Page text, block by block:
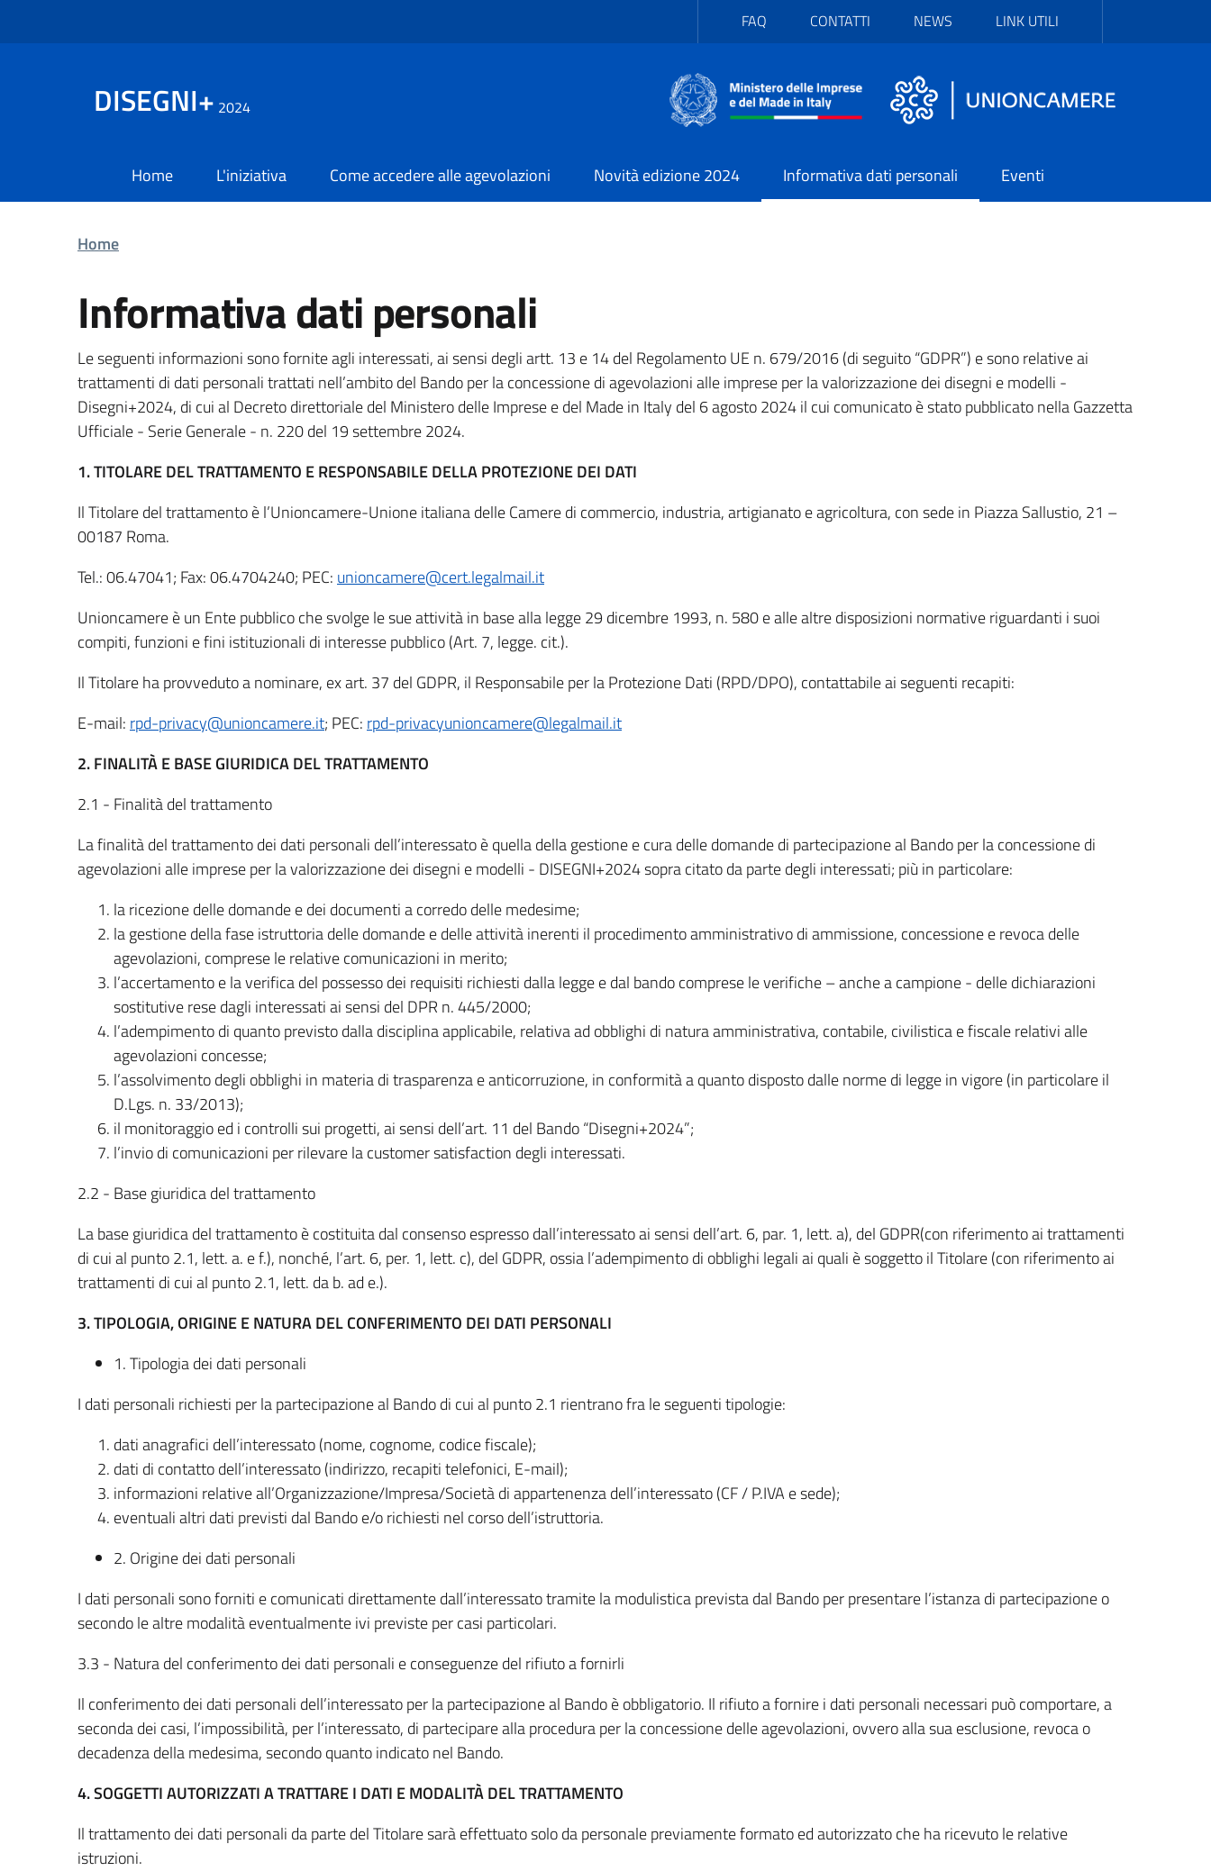
Menu
Header
Piccolo
FAQ CONTATTI NEWS LINK UTILI
DISEGNI+ 2024
Navigazione
principale
Home L'iniziativa Come accedere alle agevolazioni Novità edizione 2024 Informativa dati personali Eventi
Home
Informativa dati personali
Le seguenti informazioni sono fornite agli interessati, ai sensi degli artt. 13 e 14 del Regolamento UE n. 679/2016 (di seguito “GDPR”) e sono relative ai
trattamenti di dati personali trattati nell’ambito del Bando per la concessione di agevolazioni alle imprese per la valorizzazione dei disegni e modelli -
Disegni+2024, di cui al Decreto direttoriale del Ministero delle Imprese e del Made in Italy del 6 agosto 2024 il cui comunicato è stato pubblicato nella Gazzetta
Ufficiale - Serie Generale - n. 220 del 19 settembre 2024.
1. TITOLARE DEL TRATTAMENTO E RESPONSABILE DELLA PROTEZIONE DEI DATI
Il Titolare del trattamento è l’Unioncamere-Unione italiana delle Camere di commercio, industria, artigianato e agricoltura, con sede in Piazza Sallustio, 21 –
00187 Roma.
Tel.: 06.47041; Fax: 06.4704240; PEC: unioncamere@cert.legalmail.it
Unioncamere è un Ente pubblico che svolge le sue attività in base alla legge 29 dicembre 1993, n. 580 e alle altre disposizioni normative riguardanti i suoi
compiti, funzioni e fini istituzionali di interesse pubblico (Art. 7, legge. cit.).
Il Titolareha provveduto a nominare, ex art. 37 del GDPR, il Responsabile per la Protezione Dati (RPD/DPO), contattabile ai seguenti recapiti:
E-mail: rpd-privacy@unioncamere.it; PEC: rpd-privacyunioncamere@legalmail.it
2. FINALITÀ E BASE GIURIDICA DEL TRATTAMENTO
2.1 - Finalità del trattamento
La finalità del trattamento dei dati personali dell’interessato è quella della gestione e cura delle domande di partecipazione al Bando per la concessione di
agevolazioni alle imprese per la valorizzazione dei disegni e modelli - DISEGNI+2024 sopra citato da parte degli interessati; più in particolare:
la ricezione delle domande e dei documenti a corredo delle medesime;
la gestione della fase istruttoria delle domande e delle attività inerenti il procedimento amministrativo di ammissione, concessione e revoca delle
agevolazioni, comprese le relative comunicazioni in merito;
l’accertamento e la verifica del possesso dei requisiti richiesti dalla legge e dal bando comprese le verifiche – anche a campione - delle dichiarazioni
sostitutive rese dagli interessati ai sensi del DPR n. 445/2000;
l’adempimento di quanto previsto dalla disciplina applicabile, relativa ad obblighi di natura amministrativa, contabile, civilistica e fiscale relativi alle
agevolazioni concesse;
l’assolvimento degli obblighi in materia di trasparenza e anticorruzione, in conformità a quanto disposto dalle norme di legge in vigore (in particolare il
D.Lgs. n. 33/2013);
il monitoraggio ed i controlli sui progetti, ai sensi dell’art. 11 del Bando “Disegni+2024”;
l’invio di comunicazioni per rilevare la customer satisfaction degli interessati.
2.2 - Base giuridica del trattamento
La base giuridica del trattamento è costituita dal consenso espresso dall’interessato ai sensi dell’art. 6, par. 1, lett. a), del GDPR(con riferimento ai trattamenti
di cui al punto 2.1, lett. a. e f.), nonché, l’art. 6, per. 1, lett. c), del GDPR, ossia l’adempimento di obblighi legali ai quali è soggetto il Titolare (con riferimento ai
trattamenti di cui al punto 2.1, lett. da b. ad e.).
3. TIPOLOGIA, ORIGINE E NATURA DEL CONFERIMENTO DEI DATI PERSONALI
1. Tipologia dei dati personali
I dati personali richiesti per la partecipazione al Bando di cui al punto 2.1 rientrano fra le seguenti tipologie:
dati anagrafici dell’interessato (nome, cognome, codice fiscale);
dati di contatto dell’interessato (indirizzo, recapiti telefonici, E-mail);
informazioni relative all’Organizzazione/Impresa/Società di appartenenza dell’interessato (CF / P.IVA e sede);
eventuali altri dati previsti dal Bando e/o richiesti nel corso dell’istruttoria.
2. Origine dei dati personali
I dati personali sono forniti e comunicati direttamente dall’interessato tramite la modulistica prevista dal Bando per presentare l’istanza di partecipazione o
secondo le altre modalità eventualmente ivi previste per casi particolari.
3.3 - Natura del conferimento dei dati personali e conseguenze del rifiuto a fornirli
Il conferimento dei dati personali dell’interessato per la partecipazione al Bando è obbligatorio. Il rifiuto a fornire i dati personali necessari può comportare, a
seconda dei casi, l’impossibilità, per l’interessato, di partecipare alla procedura per la concessione delle agevolazioni, ovvero alla sua esclusione, revoca o
decadenza della medesima, secondo quanto indicato nel Bando.
4. SOGGETTI AUTORIZZATI A TRATTARE I DATI E MODALITÀ DEL TRATTAMENTO
Il trattamento dei dati personali da parte del Titolare sarà effettuato solo da personale previamente formato ed autorizzato che ha ricevuto le relative
istruzioni.